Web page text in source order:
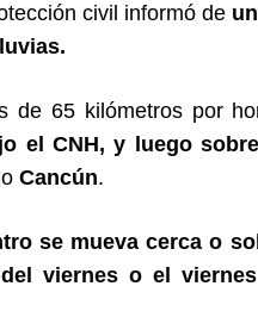
civil informó de
de 65 kilómetros por
el CNH, y luego
Cancún.
se mueva cerca o
viernes o el